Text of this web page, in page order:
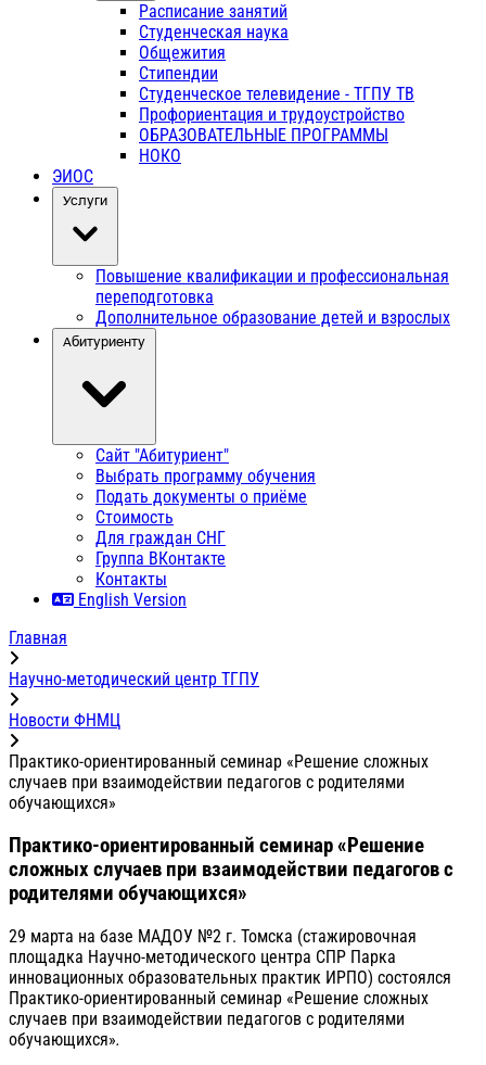
Расписание занятий
Студенческая наука
Общежития
Стипендии
Студенческое телевидение - ТГПУ ТВ
Профориентация и трудоустройство
ОБРАЗОВАТЕЛЬНЫЕ ПРОГРАММЫ
НОКО
ЭИОС
Услуги
Повышение квалификации и профессиональная
переподготовка
Дополнительное образование детей и взрослых
Абитуриенту
Сайт "Абитуриент"
Выбрать программу обучения
Подать документы о приёме
Стоимость
Для граждан СНГ
Группа ВКонтакте
Контакты
English Version
Главная
Научно-методический центр ТГПУ
Новости ФНМЦ
Практико-ориентированный семинар «Решение сложных
случаев при взаимодействии педагогов с родителями
обучающихся»
Практико-ориентированный семинар «Решение
сложных случаев при взаимодействии педагогов с
родителями обучающихся»
29 марта на базе МАДОУ №2 г. Томска (стажировочная
площадка Научно-методического центра СПР Парка
инновационных образовательных практик ИРПО) состоялся
Практико-ориентированный семинар «Решение сложных
случаев при взаимодействии педагогов с родителями
обучающихся».